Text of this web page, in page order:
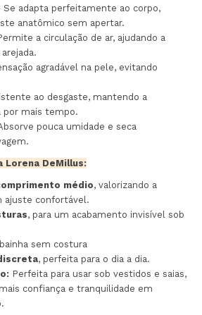
Se adapta perfeitamente ao corpo,
anatômico sem apertar.
a circulação de ar, ajudando a
agradável na pele, evitando
ao desgaste, mantendo a
por mais tempo.
pouca umidade e seca
Lorena DeMillus:
médio, valorizando a
ajuste confortável.
, para um acabamento invisível sob
sem costura
, perfeita para o dia a dia.
Perfeita para usar sob vestidos e saias,
confiança e tranquilidade em